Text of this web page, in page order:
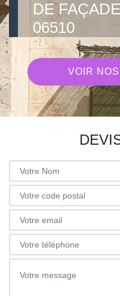
DE
06510
VOIR